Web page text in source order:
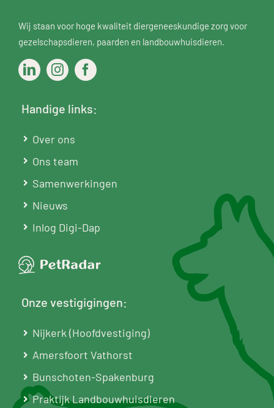
Wij staan voor hoge kwaliteit diergeneeskundige zorg voor
gezelschapsdieren, paarden en landbouwhuisdieren.
Handige links:
Over ons
Ons team
Samenwerkingen
Nieuws
Inlog Digi-Dap
Onze vestigigingen:
Nijkerk (Hoofdvestiging)
Amersfoort Vathorst
Bunschoten-Spakenburg
Praktijk Landbouwhuisdieren